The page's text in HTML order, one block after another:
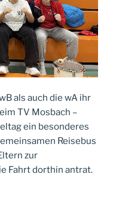
als auch die wA ihr
TV Mosbach –
ein besonderes
Reisebus
zur
Fahrt dorthin antrat.